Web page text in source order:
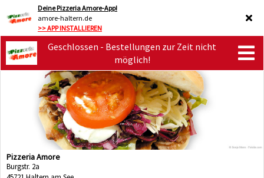
Deine Pizzeria Amore-App!
amore-haltern.de
>> APP INSTALLIEREN
Geschlossen - Bestellungen zur Zeit nicht
möglich!
Pizzeria Amore
Burgstr. 2a